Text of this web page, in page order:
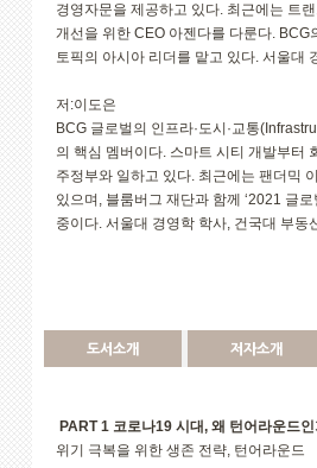
경영자문을 제공하고 있다. 최근에는 트
개선을 위한 CEO 아젠다를 다룬다.
토픽의 아시아 리더를 맡고 있다. 서울대
저:이도은
BCG 글로벌의 인프라·도시·교통
의 핵심 멤버이다. 스마트 시티 개발부터
주정부와 일하고 있다. 최근에는 팬더믹
있으며, 블룸버그 재단과 함께 ‘2021 글
중이다. 서울대 경영학 학사, 건국대 부
도서소개 저자소개
PART 1 코로나19 시대, 왜 턴어라운드
위기 극복을 위한 생존 전략, 턴어라운드